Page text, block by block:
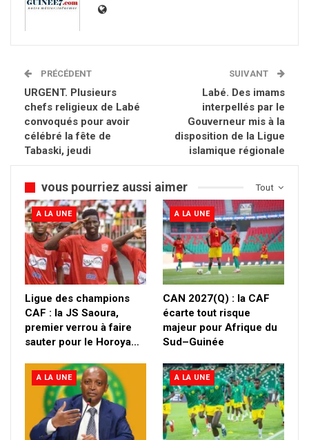
PRÉCÉDENT
URGENT. Plusieurs
chefs religieux de Labé
convoqués pour avoir
célébré la fête de
Tabaski, jeudi
SUIVANT
Labé. Des imams
interpellés par le
Gouverneur mis à la
disposition de la Ligue
islamique régionale
Tout
vous pourriez aussi aimer
A LA UNE
Ligue des champions
CAF : la JS Saoura,
premier verrou à faire
sauter pour le Horoya…
A LA UNE
CAN 2027(Q) : la CAF
écarte tout risque
majeur pour Afrique du
Sud–Guinée
A LA UNE A LA UNE